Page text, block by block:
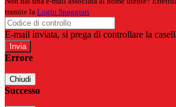
tramite la Login Spaggiari
E-mail inviata, si prega di controllare la
Errore
Chiudi
Successo